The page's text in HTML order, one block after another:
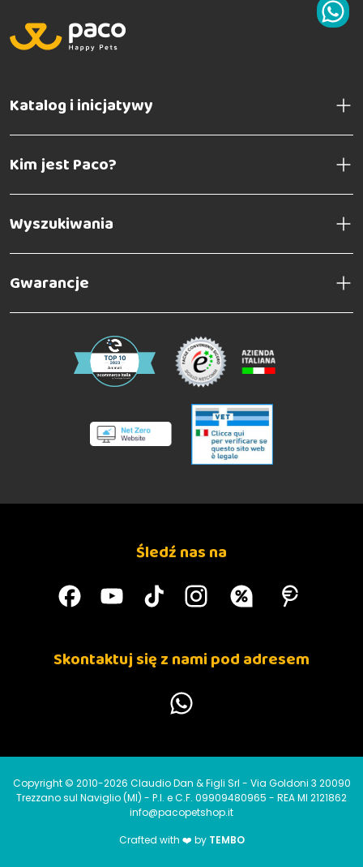
Katalog i inicjatywy
Kim jest Paco?
Wyszukiwania
Gwarancje
Śledź nas na
Skontaktuj się z nami pod adresem
Copyright © 2010-2026 Claudio Dan & Figli Srl - Via Goldoni 3 20090
Trezzano sul Naviglio (MI) - P.I. e C.F. 09909480965 - REA MI 2121862
info@pacopetshop.it
Crafted with ❤️ by TEMBO